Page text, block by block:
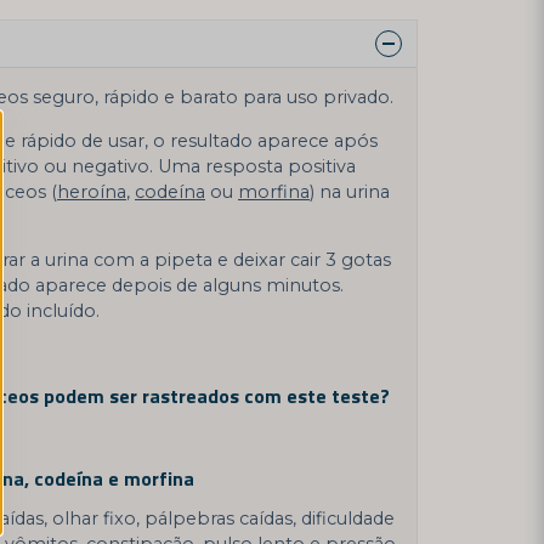
seguro, rápido e barato para uso privado.
e rápido de usar, o resultado aparece após
ou negativo. Uma resposta positiva
(heroína, codeína ou morfina) na urina
a urina com a pipeta e deixar cair 3 gotas
aparece depois de alguns minutos.
incluído.
podem ser rastreados com este teste?
codeína e morfina
olhar fixo, pálpebras caídas, dificuldade